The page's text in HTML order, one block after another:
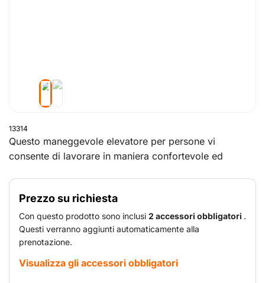
13314
Questo maneggevole elevatore per persone vi
consente di lavorare in maniera confortevole ed
di magazzini e capannoni industriali. Si presta inoltre
all'esecuzione di operazioni di manutenzione,
riparazione e montaggio
Prezzo su richiesta
Con questo prodotto sono inclusi 2 accessori obbligatori .
Questi verranno aggiunti automaticamente alla
prenotazione.
Visualizza gli accessori obbligatori